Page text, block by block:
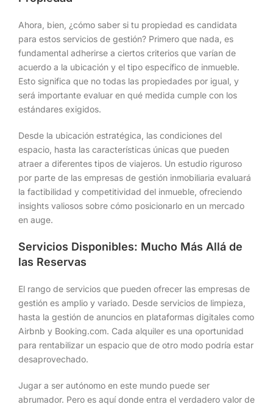
Ahora, bien, ¿cómo saber si tu propiedad es candidata
para estos servicios de gestión? Primero que nada, es
fundamental adherirse a ciertos criterios que varían de
acuerdo a la ubicación y el tipo específico de inmueble.
Esto significa que no todas las propiedades por igual, y
será importante evaluar en qué medida cumple con los
estándares exigidos.
Desde la ubicación estratégica, las condiciones del
espacio, hasta las características únicas que pueden
atraer a diferentes tipos de viajeros. Un estudio riguroso
por parte de las empresas de gestión inmobiliaria evaluará
la factibilidad y competitividad del inmueble, ofreciendo
insights valiosos sobre cómo posicionarlo en un mercado
en auge.
Servicios Disponibles: Mucho Más Allá de
las Reservas
El rango de servicios que pueden ofrecer las empresas de
gestión es amplio y variado. Desde servicios de limpieza,
hasta la gestión de anuncios en plataformas digitales como
Airbnb y Booking.com. Cada alquiler es una oportunidad
para rentabilizar un espacio que de otro modo podría estar
desaprovechado.
Jugar a ser autónomo en este mundo puede ser
abrumador. Pero es aquí donde entra el verdadero valor de